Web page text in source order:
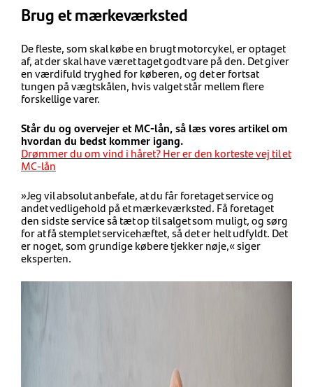
Brug et mærkeværksted
De fleste, som skal købe en brugt motorcykel, er optaget
af, at der skal have været taget godt vare på den. Det giver
en værdifuld tryghed for køberen, og det er fortsat
tungen på vægtskålen, hvis valget står mellem flere
forskellige varer.
Står du og overvejer et MC-lån, så læs vores artikel om
hvordan du bedst kommer igang.
Drømmer du om vind i håret? Her er den korteste vej til et
MC-lån
»Jeg vil absolut anbefale, at du får foretaget service og
andet vedligehold på et mærkeværksted. Få foretaget
den sidste service så tæt op til salget som muligt, og sørg
for at få stemplet servicehæftet, så det er helt udfyldt. Det
er noget, som grundige købere tjekker nøje,« siger
eksperten.